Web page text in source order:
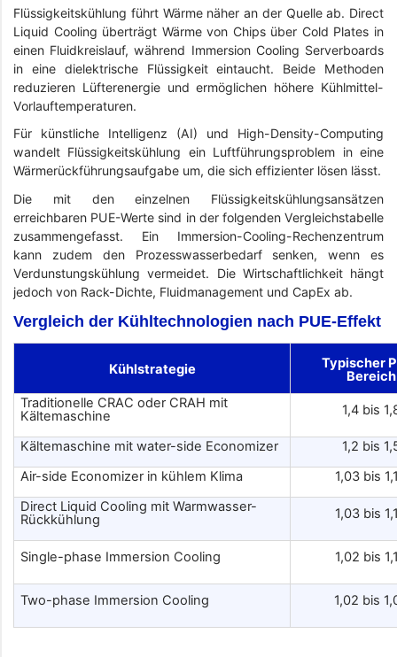
Flüssigkeitskühlung führt Wärme näher an der Quelle ab. Direct
Liquid Cooling überträgt Wärme von Chips über Cold Plates in
einen Fluidkreislauf, während Immersion Cooling Serverboards
in eine dielektrische Flüssigkeit eintaucht. Beide Methoden
reduzieren Lüfterenergie und ermöglichen höhere Kühlmittel-
Vorlauftemperaturen.
Für künstliche Intelligenz (AI) und High-Density-Computing
wandelt Flüssigkeitskühlung ein Luftführungsproblem in eine
Wärmerückführungsaufgabe um, die sich effizienter lösen lässt.
Die mit den einzelnen Flüssigkeitskühlungsansätzen
erreichbaren PUE-Werte sind in der folgenden Vergleichstabelle
zusammengefasst. Ein Immersion-Cooling-Rechenzentrum
kann zudem den Prozesswasserbedarf senken, wenn es
Verdunstungskühlung vermeidet. Die Wirtschaftlichkeit hängt
jedoch von Rack-Dichte, Fluidmanagement und CapEx ab.
Vergleich der Kühltechnologien nach PUE-Effekt
Kühlstrategie
Typischer
Bereich
Traditionelle CRAC oder CRAH mit
Kältemaschine
1,4 bis
Kältemaschine mit water-side Economizer
1,2 bis
Air-side Economizer in kühlem Klima
1,03 bis
Direct Liquid Cooling mit Warmwasser-
Rückkühlung
1,03 bis
Single-phase Immersion Cooling 1,02 bis
Two-phase Immersion Cooling 1,02 bis